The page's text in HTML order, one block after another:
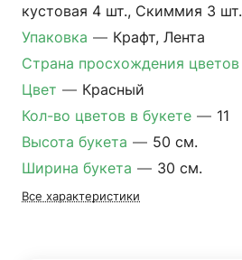
кустовая 4 шт., Скиммия 3 шт.
Упаковка — Крафт, Лента
Страна просхождения цветов
Цвет — Красный
Кол-во цветов в букете — 11
Высота букета — 50 см.
Ширина букета — 30 см.
Все характеристики